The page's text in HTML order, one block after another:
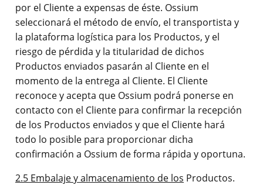
por el Cliente a expensas de éste. Ossium
seleccionará el método de envío, el transportista y
la plataforma logística para los Productos, y el
riesgo de pérdida y la titularidad de dichos
Productos enviados pasarán al Cliente en el
momento de la entrega al Cliente. El Cliente
reconoce y acepta que Ossium podrá ponerse en
contacto con el Cliente para confirmar la recepción
de los Productos enviados y que el Cliente hará
todo lo posible para proporcionar dicha
confirmación a Ossium de forma rápida y oportuna.
2.5 Embalaje y almacenamiento de los Productos.